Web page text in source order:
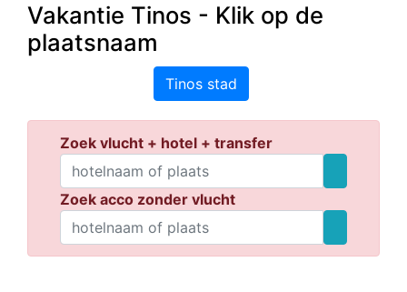
Vakantie Tinos - Klik op de
plaatsnaam
Tinos stad
Zoek vlucht + hotel + transfer
Zoek acco zonder vlucht